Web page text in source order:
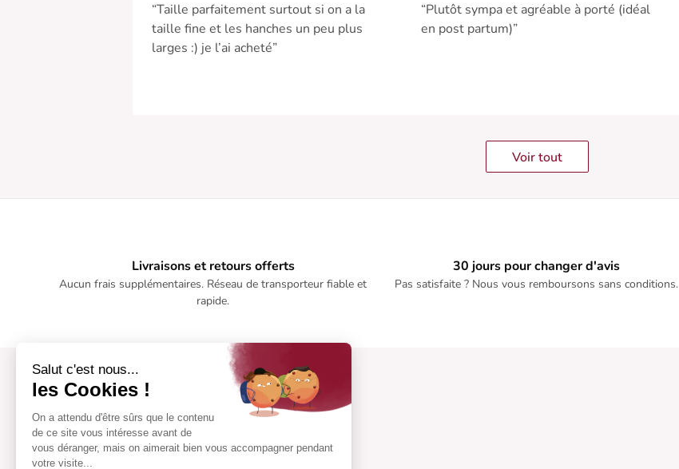
Salut c'est nous...
les Cookies !
On a attendu d'être sûrs que le contenu
de ce site vous intéresse avant de
vous déranger, mais on aimerait bien vous accompagner pendant
votre visite...
“Taille parfaitement surtout si on a la
taille fine et les hanches un peu plus
larges :) je l’ai acheté”
“Plutôt sympa et agréable à porté (idéal
en post partum)”
Voir tout
Livraisons et retours offerts
Aucun frais supplémentaires. Réseau de transporteur fiable et
rapide.
30 jours pour changer d'avis
Pas satisfaite ? Nous vous remboursons sans conditions.